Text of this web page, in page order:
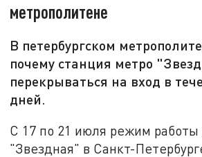
метрополитене
В петербургском
почему станция метро
перекрываться на вход в
дней.
С 17 по 21 июля режим работы
"Звездная" в Санкт-